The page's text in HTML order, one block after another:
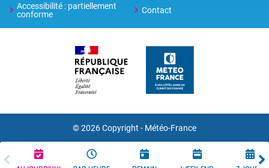
Accessibilité : partiellement
conforme
Contact
© 2026 Copyright - Météo-France